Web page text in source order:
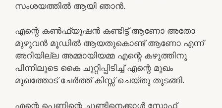
സംശയത്തിൽ ആയി ഞാൻ.
എന്റെ കൺഫ്യൂഷൻ കണ്ടിട്ട് ആണോ അതോ
മുഴുവൻ മൂഡിൽ ആയതുകൊണ്ട് ആണോ എന്ന്
അറിയില്ല അമ്മായിയമ്മ എന്റെ കഴുത്തിനു
പിന്നിലൂടെ കൈ ചുറ്റിപ്പിടിച്ച് എന്റെ മുഖം
മുഖത്തോട് ചേർത്ത് കിസ്സ് ചെയ്തു തുടങ്ങി.
എന്റെ പെണ്ണിന്റെ ചുണ്ടിനെക്കാൾ സോഫ്റ്റ്‌